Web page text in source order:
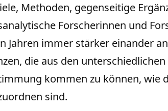
Methoden, gegenseitige
Forscherinnen und
Jahren immer stärker einander
die aus den
kommen zu können,
sind.